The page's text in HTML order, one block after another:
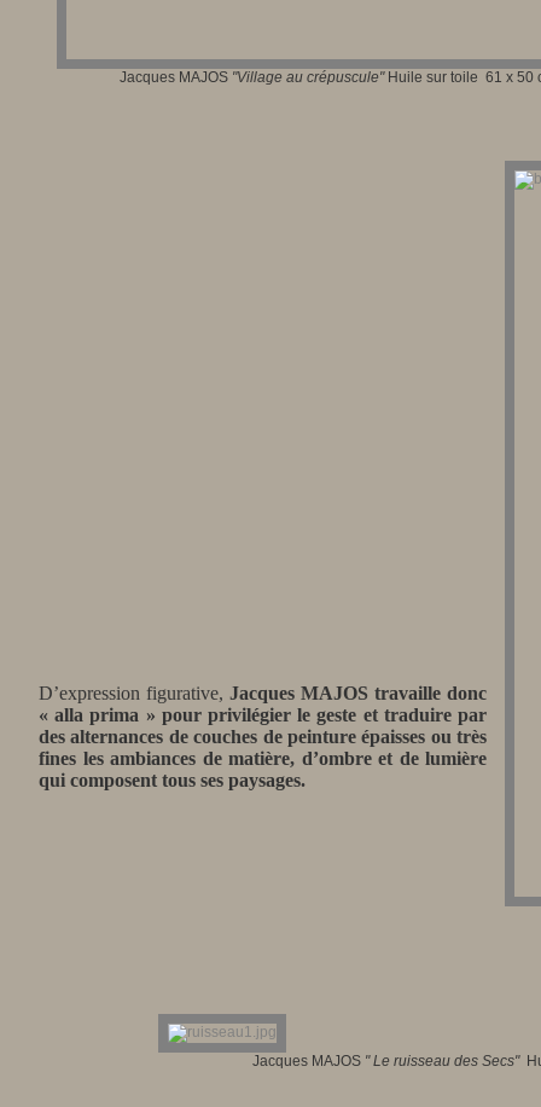
Jacques MAJOS "Village au crépuscule"Huile sur toile 61 x 50
D’expression figurative, Jacques MAJOS travaille donc
« alla prima » pour privilégier le geste et traduire par
des alternances de couches de peinture épaisses ou très
fines les ambiances de matière, d’ombre et de lumière
qui composent tous ses paysages.
Jacques MAJOS "Le ruisseau des Secs"